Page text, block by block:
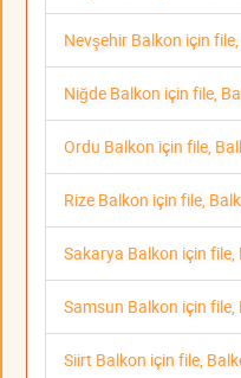
Nevşehir Balkon için
Niğde Balkon için file,
Ordu Balkon için file,
Rize Balkon için file,
Sakarya Balkon için
Samsun Balkon için
Siirt Balkon için file,